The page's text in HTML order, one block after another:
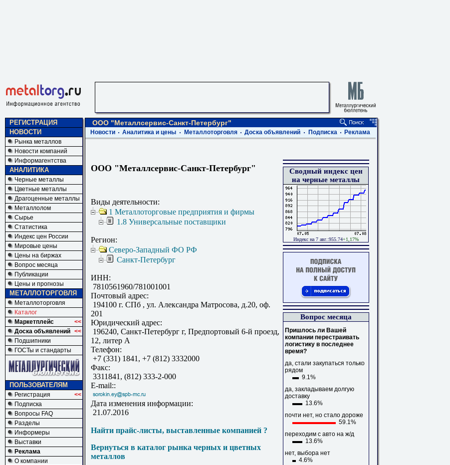
РЕГИСТРАЦИЯ
НОВОСТИ
Рынка металлов
Новости компаний
Информагентства
АНАЛИТИКА
Черные металлы
Цветные металлы
Драгоценные металлы
Металлолом
Сырье
Статистика
Индекс цен России
Мировые цены
Цены на биржах
Вопрос месяца
Публикации
Цены и прогнозы
МЕТАЛЛОТОРГОВЛЯ
Металлоторговля
Каталог
Маркетплейс
<<
Доска объявлений <<
Подшипники
ГОСТы и стандарты
ПОЛЬЗОВАТЕЛЯМ
Регистрация
<<
Подписка
Вопросы FAQ
Разделы
Информеры
Выставки
Реклама
О компании
ООО "Металлсервис-Санкт-Петербург"
Новости Аналитика и цены Металлоторговля Доска объявлений Подписка Реклама
ООО "Металлсервис-Санкт-Петербург"
Виды деятельности:
1 Металлоторговые предприятия и фирмы
1.8 Универсальные поставщики
Регион:
Северо-Западный ФО РФ
Санкт-Петербург
ИНН:
7810561960/781001001
Почтовый адрес:
194100 г. СПб , ул. Александра Матросова, д.20, оф.
201
Юридический адрес:
196240, Санкт-Петербург г, Предпортовый 6-й проезд,
12, литер А
Телефон:
+7 (331) 1841, +7 (812) 3332000
Факс:
3311841, (812) 333-2-000
E-mail::
Дата изменения информации:
21.07.2016
Найти прайс-листы, выставленные компанией ?
Вернуться в каталог рынка черных и цветных
металлов
Сводный индекс цен
на черные металлы
Индекс на 7 авг.:955.74+1,17%
Вопрос месяца
Пришлось ли Вашей
компании перестраивать
логистику в последнее
время?
да, стали закупаться только
рядом
9.1%
да, закладываем долгую
доставку
13.6%
почти нет, но стало дороже
59.1%
переходим с авто на ж/д
13.6%
нет, выбора нет
4.6%